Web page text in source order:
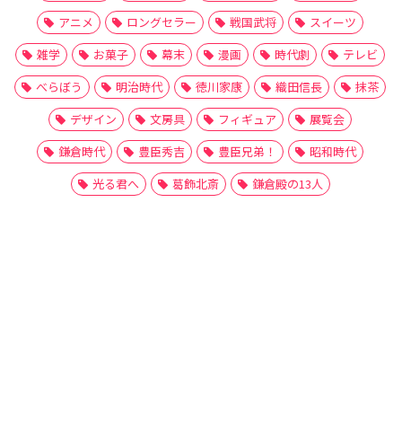
アニメ
ロングセラー 戦国武将
スイーツ
雑学
お菓子 幕末 漫画 時代劇
テレビ
べらぼう
明治時代 徳川家康 織田信長
抹茶
デザイン
文房具 フィギュア
展覧会
鎌倉時代
豊臣秀吉 豊臣兄弟！
昭和時代
光る君へ
葛飾北斎 鎌倉殿の13人